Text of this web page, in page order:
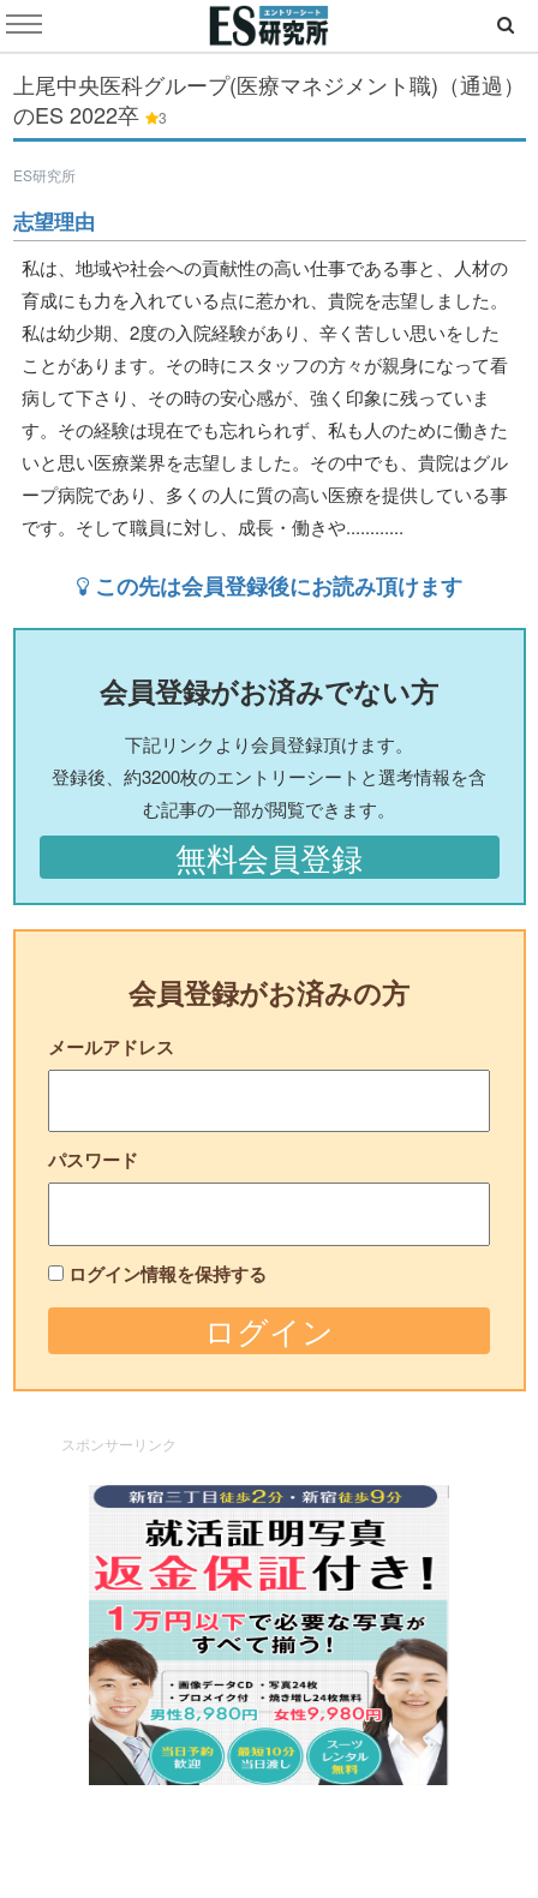
上尾中央医科グループ(医療マネジメント職)（通過）
のES 2022卒 3
ES研究所
志望理由
私は、地域や社会への貢献性の高い仕事である事と、人材の
育成にも力を入れている点に惹かれ、貴院を志望しました。
私は幼少期、2度の入院経験があり、辛く苦しい思いをした
ことがあります。その時にスタッフの方々が親身になって看
病して下さり、その時の安心感が、強く印象に残っていま
す。その経験は現在でも忘れられず、私も人のために働きた
いと思い医療業界を志望しました。その中でも、貴院はグル
ープ病院であり、多くの人に質の高い医療を提供している事
です。そして職員に対し、成長・働きや............
この先は会員登録後にお読み頂けます
会員登録がお済みでない方
下記リンクより会員登録頂けます。
登録後、約3200枚のエントリーシートと選考情報を含
む記事の一部が閲覧できます。
無料会員登録
会員登録がお済みの方
メールアドレス
パスワード
ログイン情報を保持する
スポンサーリンク